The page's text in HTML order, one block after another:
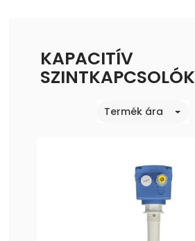
KAPACITÍV
SZINTKAPCSOLÓK
Termék ára